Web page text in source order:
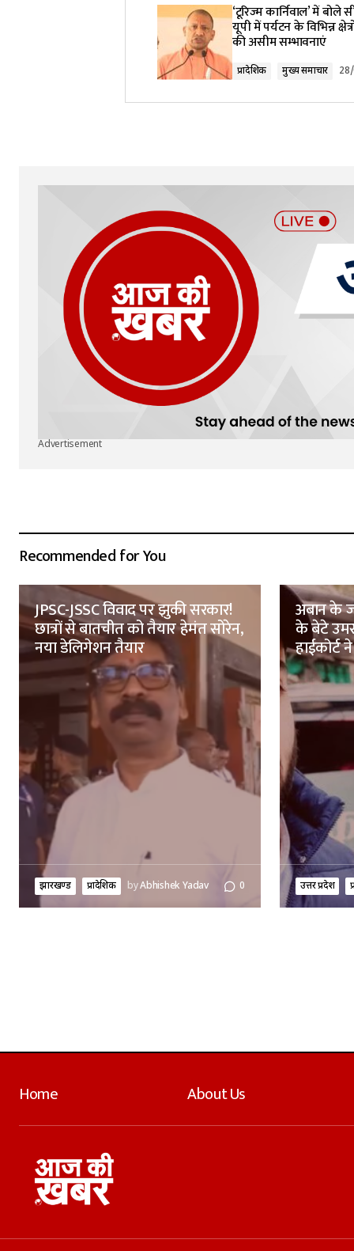
‘टूरिज्म कार्निवाल’ में बोले
यूपी में पर्यटन के विभिन्न
की असीम सम्भावनाएं
प्रादेशिक मुख्य समाचार
Advertisement
Recommended for You
JPSC-JSSC विवाद पर झुकी सरकार!
छात्रों से बातचीत को तैयार हेमंत सोरेन,
नया डेलिगेशन तैयार
झारखण्ड प्रादेशिक byAbhishek Yadav 0
अबान के
के बेटे
हाईकोर्ट
उत्तर प्रदेश
Home About Us